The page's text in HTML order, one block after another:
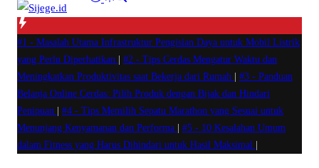
#1 - Masalah Utama Infrastruktur Pengisian Daya untuk Mobil Listrik
yang Perlu Diperhatikan
#2 - Tips Cerdas Mengatur Waktu dan
Meningkatkan Produktivitas saat Bekerja dari Rumah
#3 - Panduan
Belanja Online Cerdas: Pilih Produk dengan Bijak dan Hindari
Penipuan
#4 - Tips Memilih Sepatu Marathon yang Sesuai untuk
Menunjang Kenyamanan dan Performa
#5 - 10 Kesalahan Umum
dalam Fitness yang Harus Dihindari untuk Hasil Maksimal